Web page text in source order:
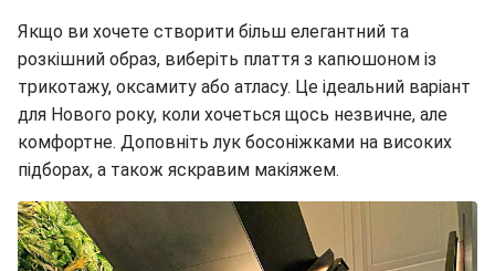
Якщо ви хочете створити більш елегантний та
розкішний образ, виберіть плаття з капюшоном із
трикотажу, оксамиту або атласу. Це ідеальний варіант
для Нового року, коли хочеться щось незвичне, але
комфортне. Доповніть лук босоніжками на високих
підборах, а також яскравим макіяжем.